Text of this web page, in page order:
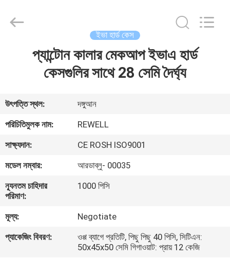
আমাদের
সম্পর্কে
কারখানা
ভ্রমণ
মান
নিয়ন্ত্রণ
Group
Limited.
ইভা হার্ড কেস
প্যান্টোন কালার মেকআপ ইভাএ হার্ড
কেসগুলির সাথে 28 সেমি দৈর্ঘ্য
উৎপত্তি স্থল:
দঙ্গুআন
পরিচিতিমুলক নাম:
REWELL
সাক্ষ্যদান:
CE ROSH ISO9001
মডেল নম্বার:
আরডাব্লু- 00035
ন্যূনতম চাহিদার
পরিমাণ:
1000 পিসি
মূল্য:
Negotiate
প্যাকেজিং বিবরণ:
ওপ্প ব্যাগে প্রতিটি, পিছু পিছু 40 পিসি, সিটিএন:
50x45x50 সেমি গিগাওয়াট: প্রায় 12 কেজি